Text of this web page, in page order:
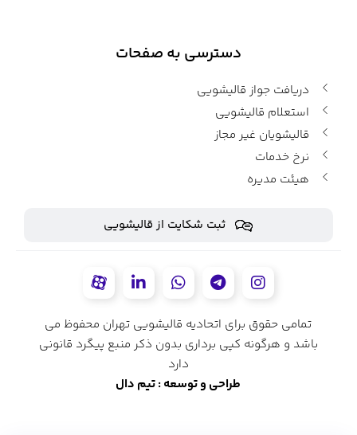
دسترسی به صفحات
دریافت جواز قالیشویی
استعلام قالیشویی
قالیشویان غیر مجاز
نرخ خدمات
هیئت مدیره
ثبت شکایت از قالیشویی
تمامی حقوق برای اتحادیه قالیشویی تهران محفوظ می
باشد و هرگونه کپی برداری بدون ذکر منبع پیگرد قانونی
دارد
طراحی و توسعه : تیم دال